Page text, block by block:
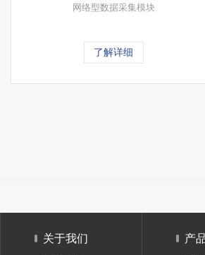
网络型数据采集模块
了解详细
关于我们 产